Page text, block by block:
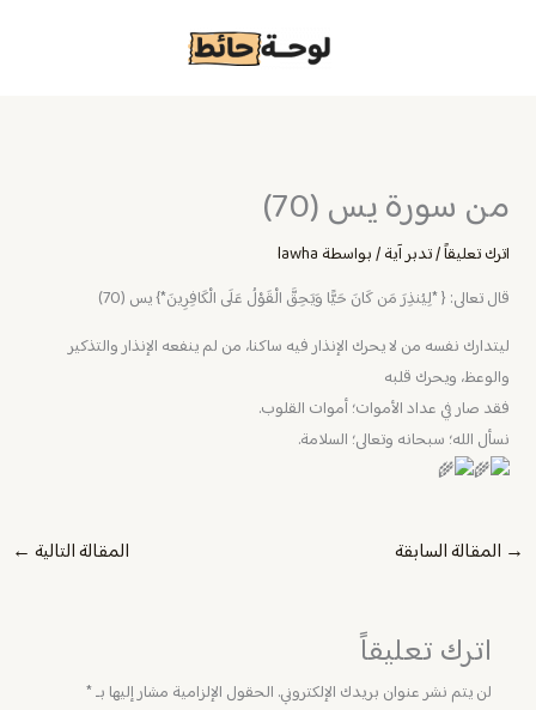
من سورة يس (70)
اترك تعليقاً/تدبر آية/ بواسطة lawha
قال تعالى: { *لِيُنذِرَ مَن كَانَ حَيًّا وَيَحِقَّ الْقَوْلُ عَلَى الْكَافِرِينَ*} يس (70)
‏ليتدارك نفسه من لا يحرك الإنذار فيه ساكنا، من لم ينفعه الإنذار والتذكير
والوعظ، ويحرك قلبه
فقد صار في عداد الأموات؛ أموات القلوب.
نسأل الله؛ سبحانه وتعالى؛ السلامة.
→ المقالة السابقة المقالة التالية ←
اترك تعليقاً
لن يتم نشر عنوان بريدك الإلكتروني. الحقول الإلزامية مشار إليها بـ*